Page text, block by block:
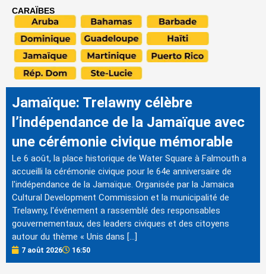
CARAÏBES
Jamaïque: Trelawny célèbre
l’indépendance de la Jamaïque avec
une cérémonie civique mémorable
Le 6 août, la place historique de Water Square à Falmouth a
accueilli la cérémonie civique pour le 64e anniversaire de
l'indépendance de la Jamaïque. Organisée par la Jamaica
Cultural Development Commission et la municipalité de
Trelawny, l'événement a rassemblé des responsables
gouvernementaux, des leaders civiques et des citoyens
autour du thème « Unis dans […]
7 août 2026 16:50